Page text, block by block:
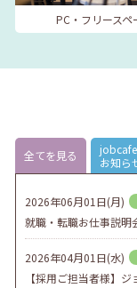
PC・フリースペ
全てを見る
お知ら
2026年06月01日(月)
就職・転職お仕事説明
2026年04月01日(水)
【採用ご担当者様】